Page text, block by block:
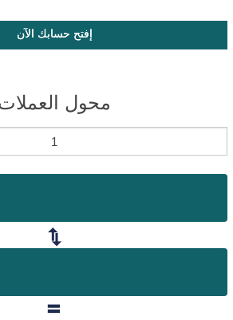
إفتح حسابك الآن
محول